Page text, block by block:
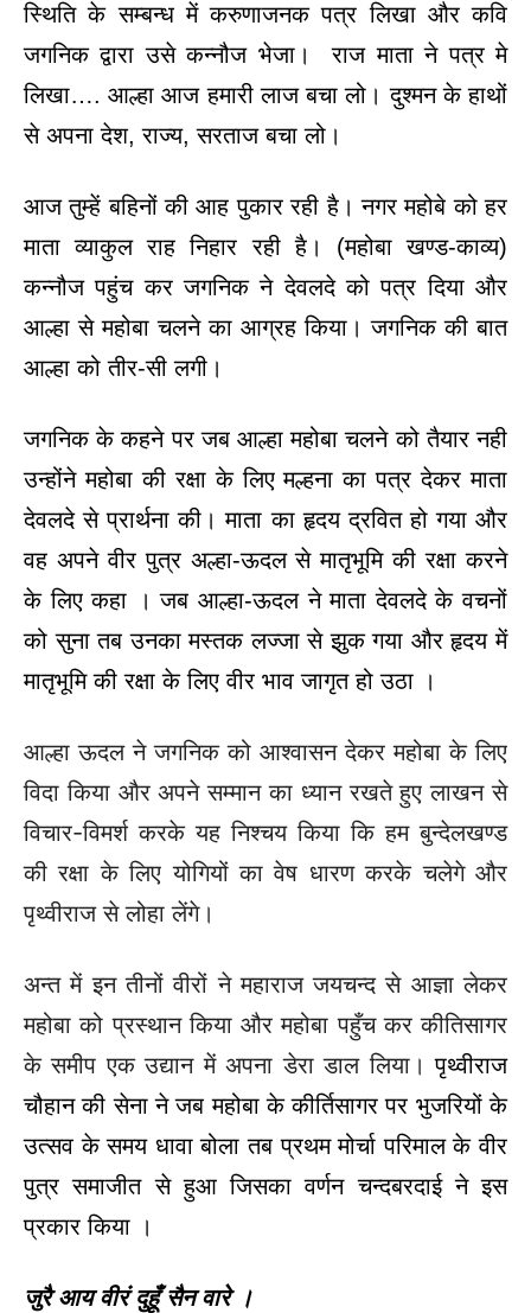
स्थिति के सम्बन्ध में करुणाजनक पत्र लिखा और कवि
जगनिक द्वारा उसे कन्नौज भेजा। राज माता ने पत्र मे
लिखा…. आल्हा आज हमारी लाज बचा लो। दुश्मन के हाथों
से अपना देश, राज्य, सरताज बचा लो।
आज तुम्हें बहिनों की आह पुकार रही है। नगर महोबे को हर
माता व्याकुल राह निहार रही है। (महोबा खण्ड-काव्य)
कन्नौज पहुंच कर जगनिक ने देवलदे को पत्र दिया और
आल्हा से महोबा चलने का आग्रह किया। जगनिक की बात
आल्हा को तीर-सी लगी।
जगनिक के कहने पर जब आल्हा महोबा चलने को तैयार नही
उन्होंने महोबा की रक्षा के लिए मल्हना का पत्र देकर माता
देवलदे से प्रार्थना की। माता का हृदय द्रवित हो गया और
वह अपने वीर पुत्र अल्हा-ऊदल से मातृभूमि की रक्षा करने
के लिए कहा । जब आल्हा-ऊदल ने माता देवलदे के वचनों
को सुना तब उनका मस्तक लज्जा से झुक गया और हृदय में
मातृभूमि की रक्षा के लिए वीर भाव जागृत हो उठा ।
आल्हा ऊदल ने जगनिक को आश्वासन देकर महोबा के लिए
विदा किया और अपने सम्मान का ध्यान रखते हुए लाखन से
विचार-विमर्श करके यह निश्चय किया कि हम बुन्देलखण्ड
की रक्षा के लिए योगियों का वेष धारण करके चलेगे और
पृथ्वीराज से लोहा लेंगे।
अन्त में इन तीनों वीरों ने महाराज जयचन्द से आज्ञा लेकर
महोबा को प्रस्थान किया और महोबा पहुँच कर कीतिसागर
के समीप एक उद्यान में अपना डेरा डाल लिया।पृथ्वीराज
चौहान की सेना ने जब महोबा के कीर्तिसागर पर भुजरियों के
उत्सव के समय धावा बोला तब प्रथम मोर्चा परिमाल के वीर
पुत्र समाजीत से हुआ जिसका वर्णन चन्दबरदाई ने इस
प्रकार किया ।
जुरै आय वीरं दुहूँ सैन वारे ।